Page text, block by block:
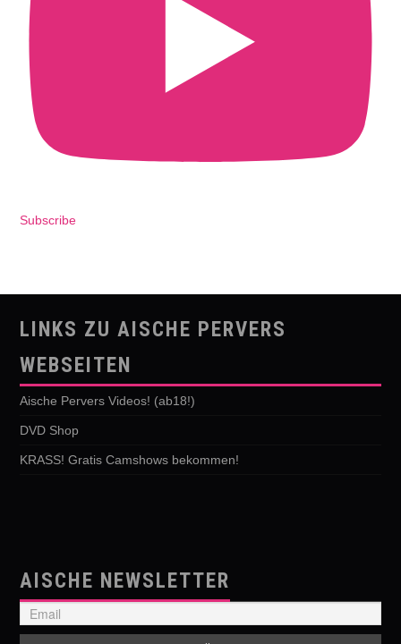
Subscribe
LINKS ZU AISCHE PERVERS
WEBSEITEN
Aische Pervers Videos! (ab18!)
DVD Shop
KRASS! Gratis Camshows bekommen!
AISCHE NEWSLETTER